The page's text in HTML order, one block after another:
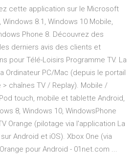
cette application sur le Microsoft
8.1, Windows 10 Mobile,
Phone 8. Découvrez des
derniers avis des clients et
pour Télé-Loisirs Programme TV. La
Ordinateur PC/Mac (depuis le portail
> chaînes TV / Replay). Mobile /
touch, mobile et tablette Android,
8, Windows 10, WindowsPhone
Orange (pilotage via l'application La
Android et iOS). Xbox One (via
pour Android - 01net.com ...